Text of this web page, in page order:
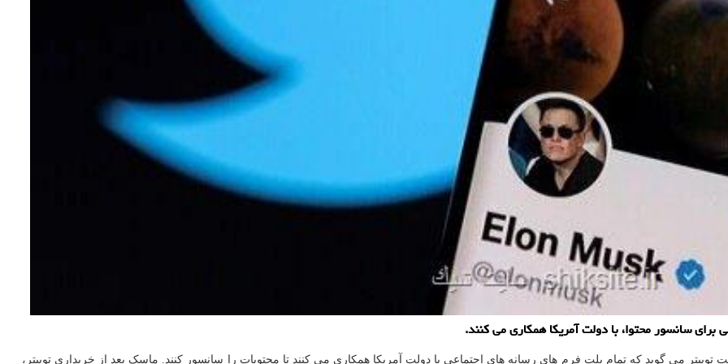
سانسور محتوا، با دولت آمریکا همکاری می کنند.
می گوید که تمام پلت فرم های رسانه های اجتماعی با دولت آمریکا همکاری می کنند تا محتویات را سانسور کنند. ماسک بعد از خریداری توییتر،